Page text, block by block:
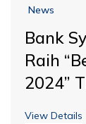
News
Bank
Raih
2024”
View Details